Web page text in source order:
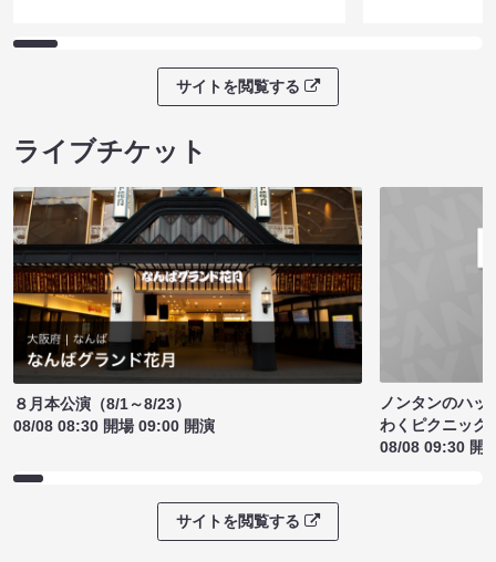
サイトを閲覧する
ライブチケット
８月本公演（8/1～8/23）
08/08 08:30 開場 09:00 開演
ノンタンのハッ
わくピクニック
08/08 09:30 開
サイトを閲覧する